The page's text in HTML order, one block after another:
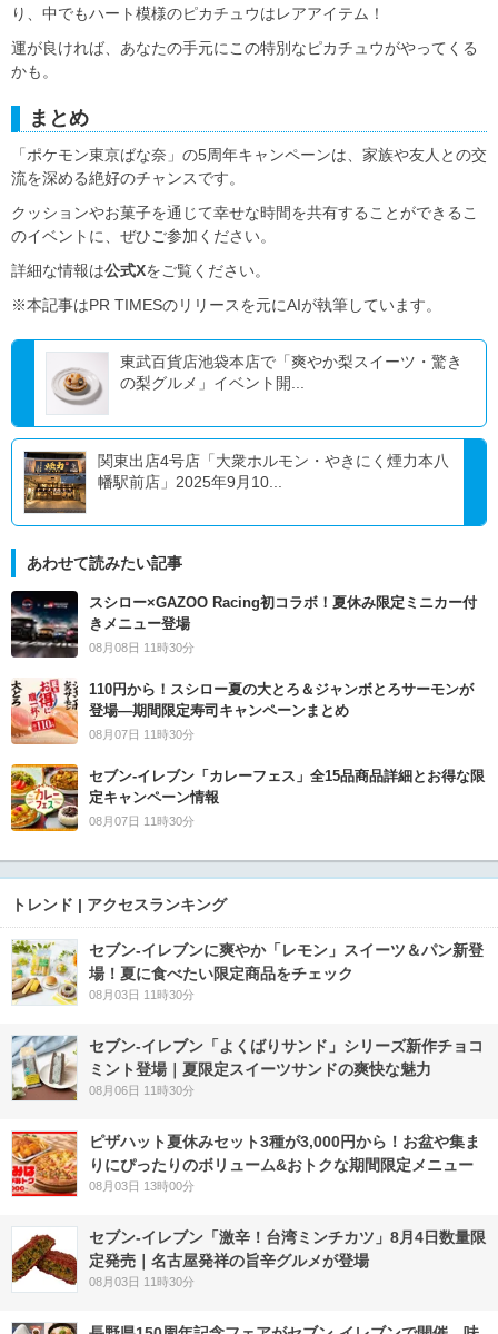
り、中でもハート模様のピカチュウはレアアイテム！
運が良ければ、あなたの手元にこの特別なピカチュウがやってくる
かも。
まとめ
「ポケモン東京ばな奈」の5周年キャンペーンは、家族や友人との交
流を深める絶好のチャンスです。
クッションやお菓子を通じて幸せな時間を共有することができるこ
のイベントに、ぜひご参加ください。
詳細な情報は公式Xをご覧ください。
※本記事はPR TIMESのリリースを元にAIが執筆しています。
東武百貨店池袋本店で「爽やか梨スイーツ・驚き
の梨グルメ」イベント開...
関東出店4号店「大衆ホルモン・やきにく煙力本八
幡駅前店」2025年9月10...
あわせて読みたい記事
スシロー×GAZOO Racing初コラボ！夏休み限定ミニカー付
きメニュー登場
08月08日 11時30分
110円から！スシロー夏の大とろ＆ジャンボとろサーモンが
登場―期間限定寿司キャンペーンまとめ
08月07日 11時30分
セブン‐イレブン「カレーフェス」全15品商品詳細とお得な限
定キャンペーン情報
08月07日 11時30分
トレンド | アクセスランキング
セブン‐イレブンに爽やか「レモン」スイーツ＆パン新登
場！夏に食べたい限定商品をチェック
08月03日 11時30分
セブン‐イレブン「よくばりサンド」シリーズ新作チョコ
ミント登場｜夏限定スイーツサンドの爽快な魅力
08月06日 11時30分
ピザハット夏休みセット3種が3,000円から！お盆や集ま
りにぴったりのボリューム&おトクな期間限定メニュー
08月03日 13時00分
セブン-イレブン「激辛！台湾ミンチカツ」8月4日数量限
定発売｜名古屋発祥の旨辛グルメが登場
08月03日 11時30分